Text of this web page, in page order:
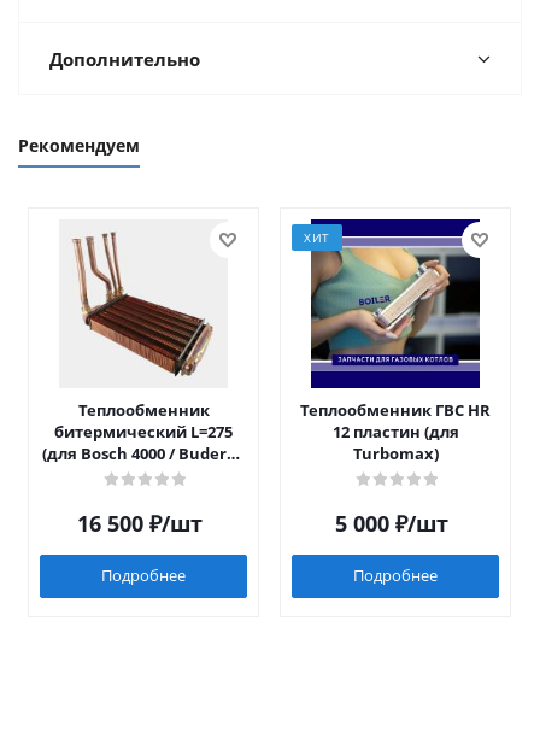
Дополнительно
Рекомендуем
Теплообменник
битермический L=275
(для Bosch 4000 / Buderus
042)
16 500₽/шт
Подробнее
ХИТ
Теплообменник ГВС HR
12 пластин (для
Turbomax)
5 000₽/шт
Подробнее